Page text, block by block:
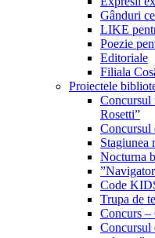
Gânduri
LIKE
Poezie
Editoriale
Filiala
Proiectele
Concursul
Rosetti”
Concursul
Stagiunea
Nocturna
Code
Trupa de
Concurs –
Concursul